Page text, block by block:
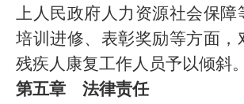
上人民政府人力资源社会保障
培训进修、表彰奖励等方面，
残疾人康复工作人员予以倾斜。
第五章 法律责任